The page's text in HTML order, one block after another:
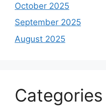
October 2025
September 2025
August 2025
Categories